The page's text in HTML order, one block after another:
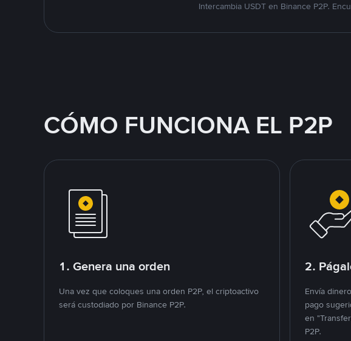
Intercambia USDT en Binance P2P.
CÓMO FUNCIONA EL P2P
1. Genera una orden
Una vez que coloques una orden P2P, el criptoactivo
será custodiado por Binance P2P.
2.
Envía
pago
en
P2P.